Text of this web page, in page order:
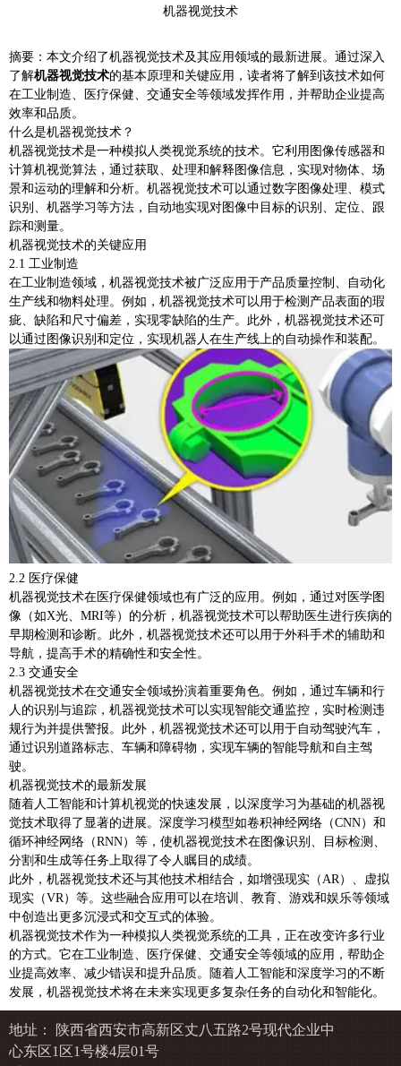
机器视觉技术
摘要：本文介绍了机器视觉技术及其应用领域的最新进展。通过深入
了解机器视觉技术的基本原理和关键应用，读者将了解到该技术如何
在工业制造、医疗保健、交通安全等领域发挥作用，并帮助企业提高
效率和品质。
什么是机器视觉技术？
机器视觉技术是一种模拟人类视觉系统的技术。它利用图像传感器和
计算机视觉算法，通过获取、处理和解释图像信息，实现对物体、场
景和运动的理解和分析。机器视觉技术可以通过数字图像处理、模式
识别、机器学习等方法，自动地实现对图像中目标的识别、定位、跟
踪和测量。
机器视觉技术的关键应用
2.1 工业制造
在工业制造领域，机器视觉技术被广泛应用于产品质量控制、自动化
生产线和物料处理。例如，机器视觉技术可以用于检测产品表面的瑕
疵、缺陷和尺寸偏差，实现零缺陷的生产。此外，机器视觉技术还可
以通过图像识别和定位，实现机器人在生产线上的自动操作和装配。
2.2 医疗保健
机器视觉技术在医疗保健领域也有广泛的应用。例如，通过对医学图
像（如X光、MRI等）的分析，机器视觉技术可以帮助医生进行疾病的
早期检测和诊断。此外，机器视觉技术还可以用于外科手术的辅助和
导航，提高手术的精确性和安全性。
2.3 交通安全
机器视觉技术在交通安全领域扮演着重要角色。例如，通过车辆和行
人的识别与追踪，机器视觉技术可以实现智能交通监控，实时检测违
规行为并提供警报。此外，机器视觉技术还可以用于自动驾驶汽车，
通过识别道路标志、车辆和障碍物，实现车辆的智能导航和自主驾
驶。
机器视觉技术的最新发展
随着人工智能和计算机视觉的快速发展，以深度学习为基础的机器视
觉技术取得了显著的进展。深度学习模型如卷积神经网络（CNN）和
循环神经网络（RNN）等，使机器视觉技术在图像识别、目标检测、
分割和生成等任务上取得了令人瞩目的成绩。
此外，机器视觉技术还与其他技术相结合，如增强现实（AR）、虚拟
现实（VR）等。这些融合应用可以在培训、教育、游戏和娱乐等领域
中创造出更多沉浸式和交互式的体验。
机器视觉技术作为一种模拟人类视觉系统的工具，正在改变许多行业
的方式。它在工业制造、医疗保健、交通安全等领域的应用，帮助企
业提高效率、减少错误和提升品质。随着人工智能和深度学习的不断
发展，机器视觉技术将在未来实现更多复杂任务的自动化和智能化。
地址： 陕西省西安市高新区丈八五路2号现代企业中
心东区1区1号楼4层01号